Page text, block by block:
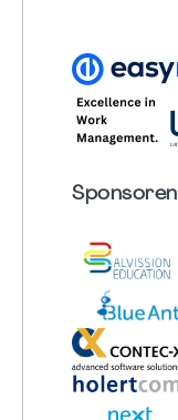
Sponsoren